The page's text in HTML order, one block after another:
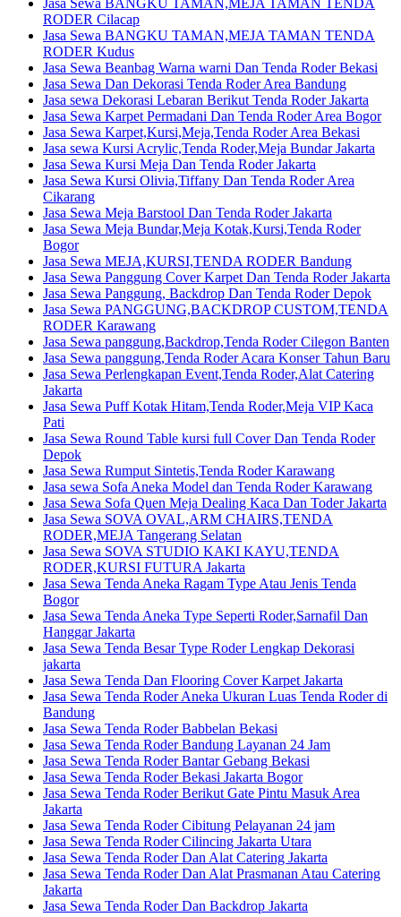
RODER Cilacap
Jasa Sewa BANGKU TAMAN,MEJA TAMAN TENDA
RODER Kudus
Jasa Sewa Beanbag Warna warni Dan Tenda Roder Bekasi
Jasa Sewa Dan Dekorasi Tenda Roder Area Bandung
Jasa sewa Dekorasi Lebaran Berikut Tenda Roder Jakarta
Jasa Sewa Karpet Permadani Dan Tenda Roder Area Bogor
Jasa Sewa Karpet,Kursi,Meja,Tenda Roder Area Bekasi
Jasa sewa Kursi Acrylic,Tenda Roder,Meja Bundar Jakarta
Jasa Sewa Kursi Meja Dan Tenda Roder Jakarta
Jasa Sewa Kursi Olivia,Tiffany Dan Tenda Roder Area
Cikarang
Jasa Sewa Meja Barstool Dan Tenda Roder Jakarta
Jasa Sewa Meja Bundar,Meja Kotak,Kursi,Tenda Roder
Bogor
Jasa Sewa MEJA,KURSI,TENDA RODER Bandung
Jasa Sewa Panggung Cover Karpet Dan Tenda Roder Jakarta
Jasa Sewa Panggung, Backdrop Dan Tenda Roder Depok
Jasa Sewa PANGGUNG,BACKDROP CUSTOM,TENDA
RODER Karawang
Jasa Sewa panggung,Backdrop,Tenda Roder Cilegon Banten
Jasa Sewa panggung,Tenda Roder Acara Konser Tahun Baru
Jasa Sewa Perlengkapan Event,Tenda Roder,Alat Catering
Jakarta
Jasa Sewa Puff Kotak Hitam,Tenda Roder,Meja VIP Kaca
Pati
Jasa Sewa Round Table kursi full Cover Dan Tenda Roder
Depok
Jasa Sewa Rumput Sintetis,Tenda Roder Karawang
Jasa sewa Sofa Aneka Model dan Tenda Roder Karawang
Jasa Sewa Sofa Quen Meja Dealing Kaca Dan Toder Jakarta
Jasa Sewa SOVA OVAL,ARM CHAIRS,TENDA
RODER,MEJA Tangerang Selatan
Jasa Sewa SOVA STUDIO KAKI KAYU,TENDA
RODER,KURSI FUTURA Jakarta
Jasa Sewa Tenda Aneka Ragam Type Atau Jenis Tenda
Bogor
Jasa Sewa Tenda Aneka Type Seperti Roder,Sarnafil Dan
Hanggar Jakarta
Jasa Sewa Tenda Besar Type Roder Lengkap Dekorasi
jakarta
Jasa Sewa Tenda Dan Flooring Cover Karpet Jakarta
Jasa Sewa Tenda Roder Aneka Ukuran Luas Tenda Roder di
Bandung
Jasa Sewa Tenda Roder Babbelan Bekasi
Jasa Sewa Tenda Roder Bandung Layanan 24 Jam
Jasa Sewa Tenda Roder Bantar Gebang Bekasi
Jasa Sewa Tenda Roder Bekasi Jakarta Bogor
Jasa Sewa Tenda Roder Berikut Gate Pintu Masuk Area
Jakarta
Jasa Sewa Tenda Roder Cibitung Pelayanan 24 jam
Jasa Sewa Tenda Roder Cilincing Jakarta Utara
Jasa Sewa Tenda Roder Dan Alat Catering Jakarta
Jasa Sewa Tenda Roder Dan Alat Prasmanan Atau Catering
Jakarta
Jasa Sewa Tenda Roder Dan Backdrop Jakarta